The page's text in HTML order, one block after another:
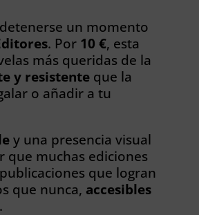
un momento
. Por 10 €, esta
más queridas de la
y resistente que la
o añadir a tu
y una presencia visual
que muchas ediciones
que logran
que nunca, accesibles
.